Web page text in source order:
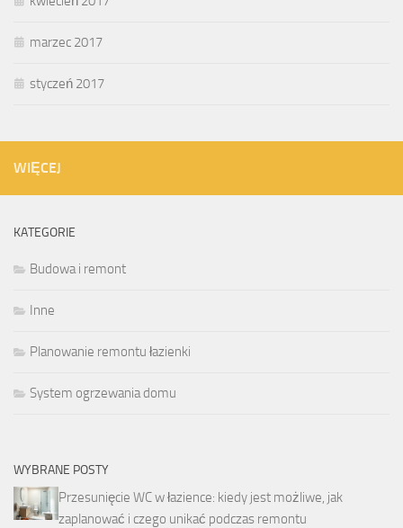
marzec 2017
styczeń 2017
WIĘCEJ
KATEGORIE
Budowa i remont
Inne
Planowanie remontu łazienki
System ogrzewania domu
WYBRANE POSTY
Przesunięcie WC w łazience: kiedy jest możliwe, jak
zaplanować i czego unikać podczas remontu